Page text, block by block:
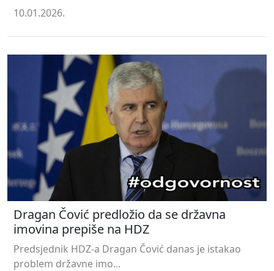
10.01.2026.
Dragan Čović predložio da se državna
imovina prepiše na HDZ
Predsjednik HDZ-a Dragan Čović danas je istakao
problem državne imo...